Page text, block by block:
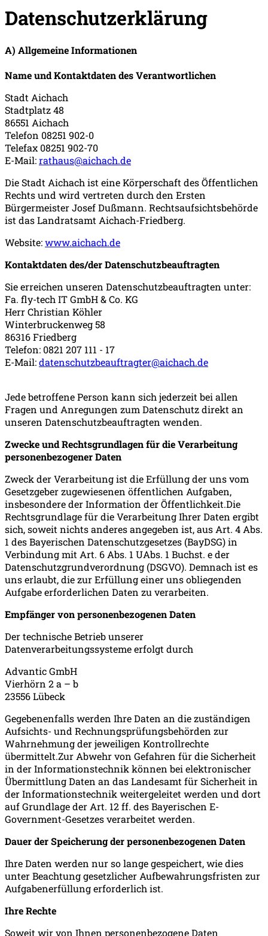
Datenschutzerklärung
A) Allgemeine Informationen
Name und Kontaktdaten des Verantwortlichen
Stadt Aichach
Stadtplatz 48
86551 Aichach
Telefon 08251 902-0
Telefax 08251 902-70
E-Mail:rathaus@aichach.de
Die Stadt Aichach ist eine Körperschaft des Öffentlichen
Rechts und wird vertreten durch den Ersten
Bürgermeister Josef Dußmann. Rechtsaufsichtsbehörde
ist das Landratsamt Aichach-Friedberg.
Website:www.aichach.de
Kontaktdaten des/der Datenschutzbeauftragten
Sie erreichen unseren Datenschutzbeauftragten unter:
Fa. fly-tech IT GmbH & Co. KG
Herr Christian Köhler
Winterbruckenweg 58
86316 Friedberg
Telefon: 0821 207 111 - 17
E-Mail:datenschutzbeauftragter@aichach.de
Jede betroffene Person kann sich jederzeit bei allen
Fragen und Anregungen zum Datenschutz direkt an
unseren Datenschutzbeauftragten wenden.
Zwecke und Rechtsgrundlagen für die Verarbeitung
personenbezogener Daten
Zweck der Verarbeitung ist die Erfüllung der uns vom
Gesetzgeber zugewiesenen öffentlichen Aufgaben,
insbesondere der Information der Öffentlichkeit.Die
Rechtsgrundlage für die Verarbeitung Ihrer Daten ergibt
sich, soweit nichts anderes angegeben ist, aus Art. 4 Abs.
1 des Bayerischen Datenschutzgesetzes (BayDSG) in
Verbindung mit Art. 6 Abs. 1 UAbs. 1 Buchst. e der
Datenschutzgrundverordnung (DSGVO). Demnach ist es
uns erlaubt, die zur Erfüllung einer uns obliegenden
Aufgabe erforderlichen Daten zu verarbeiten.
Empfänger von personenbezogenen Daten
Der technische Betrieb unserer
Datenverarbeitungssysteme erfolgt durch
Advantic GmbH
Vierhörn 2 a – b
23556 Lübeck
Gegebenenfalls werden Ihre Daten an die zuständigen
Aufsichts- und Rechnungsprüfungsbehörden zur
Wahrnehmung der jeweiligen Kontrollrechte
übermittelt.Zur Abwehr von Gefahren für die Sicherheit
in der Informationstechnik können bei elektronischer
Übermittlung Daten an das Landesamt für Sicherheit in
der Informationstechnik weitergeleitet werden und dort
auf Grundlage der Art. 12 ff. des Bayerischen E-
Government-Gesetzes verarbeitet werden.
Dauer der Speicherung der personenbezogenen Daten
Ihre Daten werden nur so lange gespeichert, wie dies
unter Beachtung gesetzlicher Aufbewahrungsfristen zur
Aufgabenerfüllung erforderlich ist.
Ihre Rechte
Soweit wir von Ihnen personenbezogene Daten